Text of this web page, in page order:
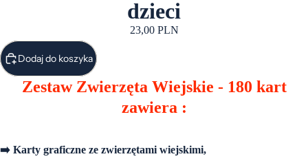
dzieci
23,00 PLN
Dodaj do koszyka
Zestaw Zwierzęta Wiejskie - 180 kart
zawiera :
➡️ Karty graficzne ze zwierzętami wiejskimi,